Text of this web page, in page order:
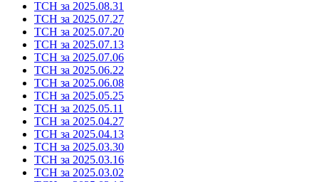
ТСН за 2025.08.31
ТСН за 2025.07.27
ТСН за 2025.07.20
ТСН за 2025.07.13
ТСН за 2025.07.06
ТСН за 2025.06.22
ТСН за 2025.06.08
ТСН за 2025.05.25
ТСН за 2025.05.11
ТСН за 2025.04.27
ТСН за 2025.04.13
ТСН за 2025.03.30
ТСН за 2025.03.16
ТСН за 2025.03.02